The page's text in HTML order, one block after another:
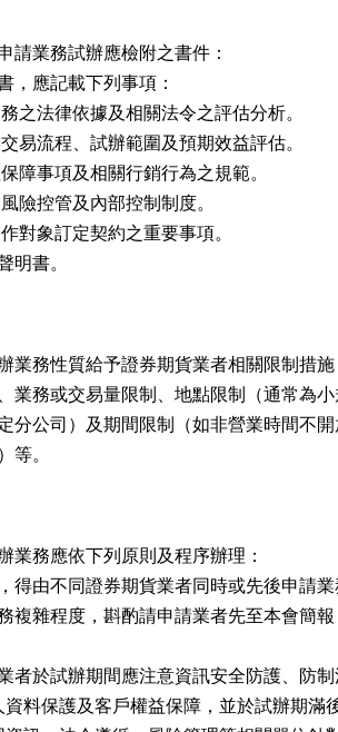
請業務試辦應檢附之書件：
，應記載下列事項：
務之法律依據及相關法令之評估分析。
交易流程、試辦範圍及預期效益評估。
保障事項及相關行銷行為之規範。
風險控管及內部控制制度。
作對象訂定契約之重要事項。
明書。
業務性質給予證券期貨業者相關限制措
、業務或交易量限制、地點限制（通常為
定分公司）及期間限制（如非營業時間不
等。
業務應依下列原則及程序辦理：
得由不同證券期貨業者同時或先後申請
複雜程度，斟酌請申請業者先至本會簡
者於試辦期間應注意資訊安全防護、防
人資料保護及客戶權益保障，並於試辦期滿